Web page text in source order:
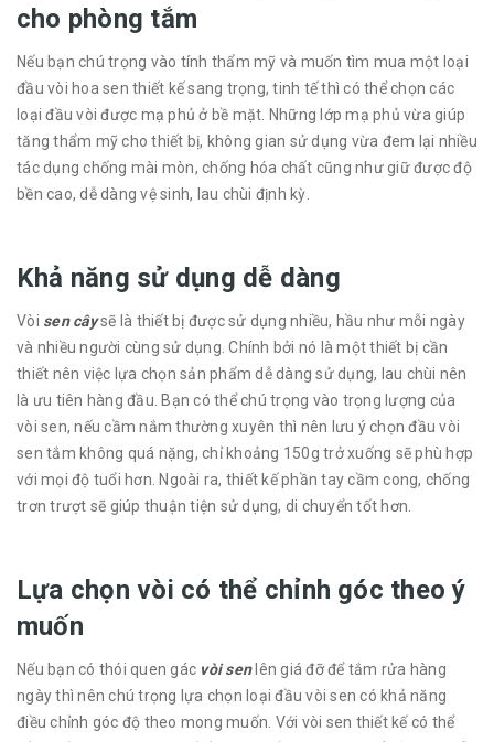
cho phòng tắm
Nếu bạn chú trọng vào tính thẩm mỹ và muốn tìm mua một loại
đầu vòi hoa sen thiết kế sang trọng, tinh tế thì có thể chọn các
loại đầu vòi được mạ phủ ở bề mặt. Những lớp mạ phủ vừa giúp
tăng thẩm mỹ cho thiết bị, không gian sử dụng vừa đem lại nhiều
tác dụng chống mài mòn, chống hóa chất cũng như giữ được độ
bền cao, dễ dàng vệ sinh, lau chùi định kỳ.
Khả năng sử dụng dễ dàng
Vòi sen câysẽ là thiết bị được sử dụng nhiều, hầu như mỗi ngày
và nhiều người cùng sử dụng. Chính bởi nó là một thiết bị cần
thiết nên việc lựa chọn sản phẩm dễ dàng sử dụng, lau chùi nên
là ưu tiên hàng đầu. Bạn có thể chú trọng vào trọng lượng của
vòi sen, nếu cầm nắm thường xuyên thì nên lưu ý chọn đầu vòi
sen tắm không quá nặng, chỉ khoảng 150g trở xuống sẽ phù hợp
với mọi độ tuổi hơn. Ngoài ra, thiết kế phần tay cầm cong, chống
trơn trượt sẽ giúp thuận tiện sử dụng, di chuyển tốt hơn.
Lựa chọn vòi có thể chỉnh góc theo ý
muốn
Nếu bạn có thói quen gác vòi senlên giá đỡ để tắm rửa hàng
ngày thì nên chú trọng lựa chọn loại đầu vòi sen có khả năng
điều chỉnh góc độ theo mong muốn. Với vòi sen thiết kế có thể